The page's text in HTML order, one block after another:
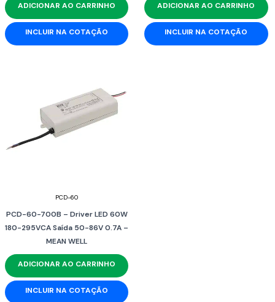
ADICIONAR AO CARRINHO
INCLUIR NA COTAÇÃO
ADICIONAR AO CARRINHO
INCLUIR NA COTAÇÃO
PCD-60
PCD-60-700B – Driver LED 60W
180-295VCA Saída 50-86V 0.7A –
MEAN WELL
ADICIONAR AO CARRINHO
INCLUIR NA COTAÇÃO